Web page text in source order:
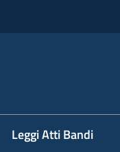
Leggi Atti Bandi